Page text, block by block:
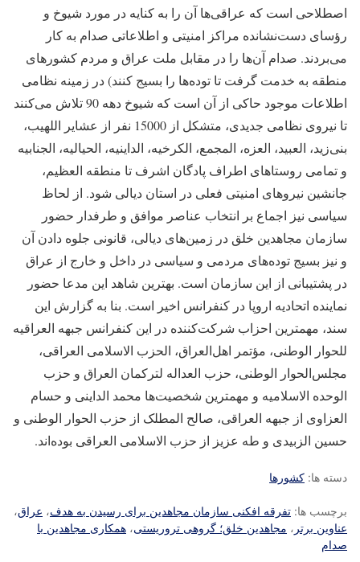
اصطلاحی است که عراقی‌ها آن را به کنایه در مورد شیوخ و
رؤسای دست‌نشانده مراکز امنیتی و اطلاعاتی صدام به کار
می‌بردند. صدام آن‌ها را در مقابل ملت عراق و مردم کشورهای
منطقه به خدمت گرفت تا توده‌ها را بسیج کنند) در زمینه نظامی
اطلاعات موجود حاکی از آن است که شیوخ دهه 90 تلاش می‌کنند
تا نیروی نظامی جدیدی، متشکل از 15000 نفر از عشایر اللهیب،
بنی‌زید، العبید، العزه، المجمع، الکرخیه، الداینیه، الحیالیه، الجنابیه
و تمامی روستاهای اطراف پادگان اشرف تا منطقه العظیم،
جانشین نیروهای امنیتی فعلی در استان دیالی شود. از لحاظ
سیاسی نیز اجماع بر انتخاب عناصر موافق و طرفدار حضور
سازمان مجاهدین خلق در زمین‌های دیالی، قانونی جلوه دادن آن
و نیز بسیج توده‌های مردمی و سیاسی در داخل و خارج از عراق
در پشتیبانی از این سازمان است. بهترین شاهد این مدعا حضور
نماینده اتحادیه اروپا در کنفرانس اخیر است. بنا به گزارش این
سند، مهمترین احزاب شرکت‌کننده در این کنفرانس جبهه العراقیه
للحوار الوطنی، مؤتمر اهل‌العراق، الحزب الاسلامی العراقی،
مجلس‌الحوار الوطنی، حزب العداله لترکمان العراق و حزب
الوحده الاسلامیه و مهمترین شخصیت‌ها محمد ‌الداینی و حسام
العزاوی از جبهه العراقی، صالح المطلک از حزب الحوار الوطنی و
حسین الزبیدی و طه عزیز از حزب الاسلامی العراقی بوده‌اند.
دسته ها: کشورها
برچسب ها: تفرقه افکنی سازمان مجاهدین برای رسیدن به هدف، عراق،
عناوین برتر ، مجاهدین خلق؛ گروهی تروریستی، همکاری مجاهدین با
صدام